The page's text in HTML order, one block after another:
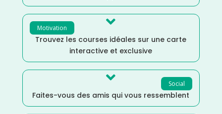
Motivation 
Trouvez les courses idéales sur une carte
interactive et exclusive
Social

Faites-vous des amis qui vous ressemblent